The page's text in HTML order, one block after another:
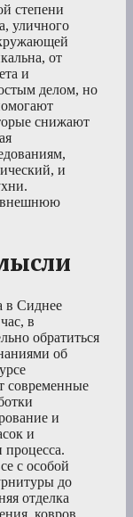
степени
уличного
от
и
делом, но
снижают
и
внешнюю
в Сиднее
в
обратиться
об
современные
и
и
с особой
до
отделка